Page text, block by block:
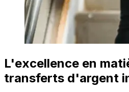
L'excellence en
transferts d'argent